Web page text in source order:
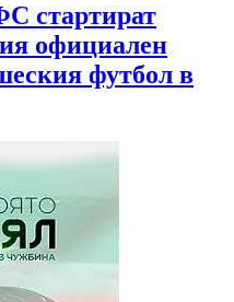
официален
футбол в